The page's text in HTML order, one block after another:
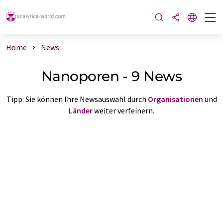
Home News
Nanoporen - 9 News
Tipp: Sie können Ihre Newsauswahl durch Organisationen und
Länderweiter verfeinern.